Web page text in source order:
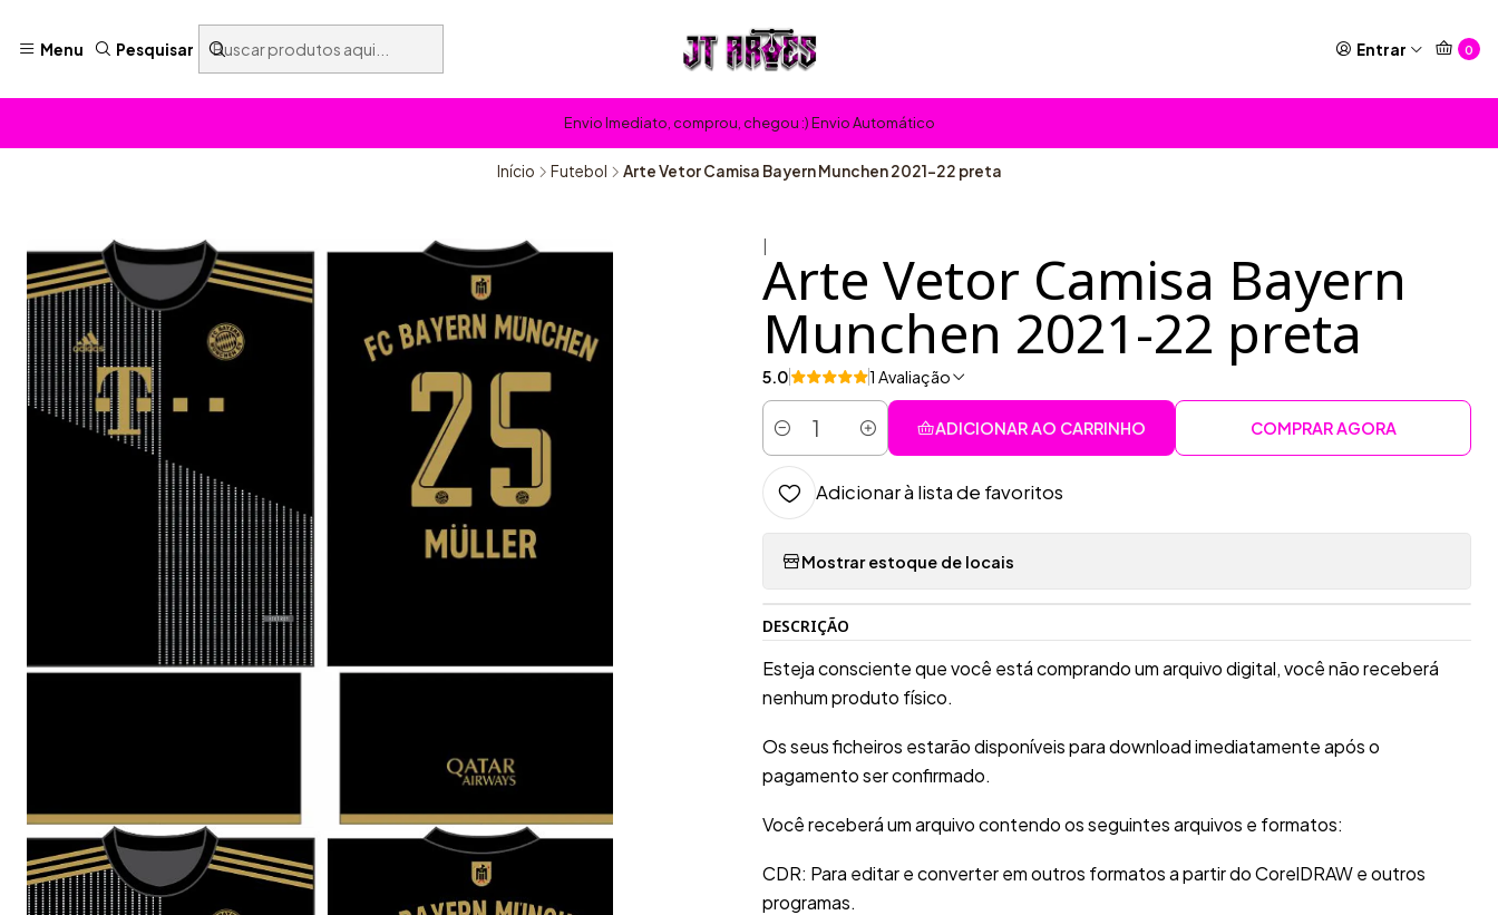
Menu Pesquisar Entrar 0
Envio Imediato, comprou, chegou :) Envio Automático
Início Futebol Arte Vetor Camisa Bayern Munchen 2021-22 preta
Arte Vetor Camisa Bayern
Munchen 2021-22 preta
5.0 1 Avaliação
Quantidade
ADICIONAR AO CARRINHO COMPRAR AGORA
Adicionar à lista de favoritos
Mostrar estoque de locais
DESCRIÇÃO
Esteja consciente que você está comprando um arquivo digital, você não receberá
nenhum produto físico.
Os seus ficheiros estarão disponíveis para download imediatamente após o
pagamento ser confirmado.
Você receberá um arquivo contendo os seguintes arquivos e formatos:
CDR: Para editar e converter em outros formatos a partir do CorelDRAW e outros
programas.